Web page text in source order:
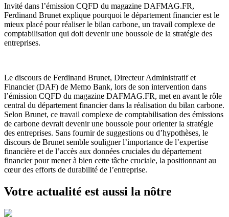
Invité dans l’émission CQFD du magazine DAFMAG.FR,
Ferdinand Brunet explique pourquoi le département financier est le
mieux placé pour réaliser le bilan carbone, un travail complexe de
comptabilisation qui doit devenir une boussole de la stratégie des
entreprises.
Le discours de Ferdinand Brunet, Directeur Administratif et
Financier (DAF) de Memo Bank, lors de son intervention dans
l’émission CQFD du magazine DAFMAG.FR, met en avant le rôle
central du département financier dans la réalisation du bilan carbone.
Selon Brunet, ce travail complexe de comptabilisation des émissions
de carbone devrait devenir une boussole pour orienter la stratégie
des entreprises. Sans fournir de suggestions ou d’hypothèses, le
discours de Brunet semble souligner l’importance de l’expertise
financière et de l’accès aux données cruciales du département
financier pour mener à bien cette tâche cruciale, la positionnant au
cœur des efforts de durabilité de l’entreprise.
Votre actualité est aussi la nôtre